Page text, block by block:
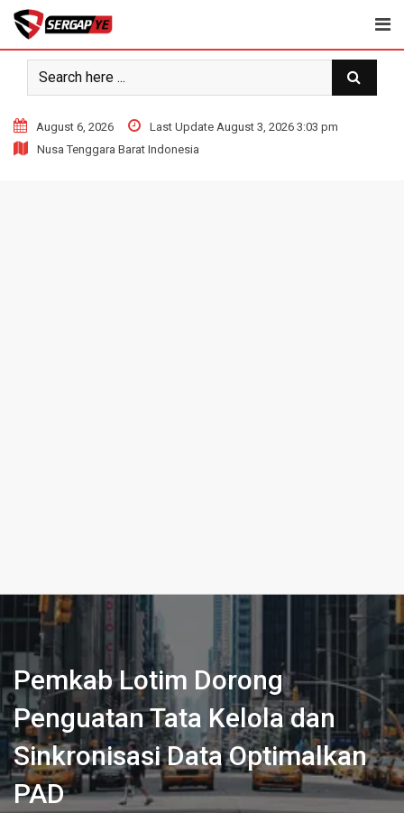
Skip
content
August 6, 2026
Last Update August 3, 2026 3:03 pm
Nusa Tenggara Barat Indonesia
Pemkab Lotim Dorong
Penguatan Tata Kelola dan
Sinkronisasi Data Optimalkan
PAD